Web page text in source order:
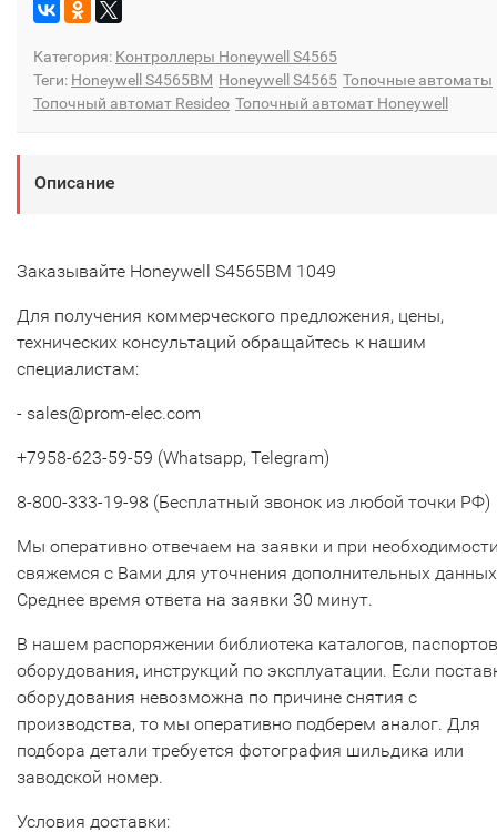
Категория: Контроллеры Honeywell S4565
Теги: Honeywell S4565BM Honeywell S4565 Топочные автоматы
Топочный автомат Resideo Топочный автомат Honeywell
Описание
Заказывайте Honeywell S4565BM 1049
Для получения коммерческого предложения, цены,
технических консультаций обращайтесь к нашим
специалистам:
- sales@prom-elec.com
+7958-623-59-59 (Whatsapp, Telegram)
8-800-333-19-98 (Бесплатный звонок из любой точки РФ)
Мы оперативно отвечаем на заявки и при
свяжемся с Вами для уточнения дополнительных
Среднее время ответа на заявки 30 минут.
В нашем распоряжении библиотека каталогов, паспортов
оборудования, инструкций по эксплуатации. Если
оборудования невозможна по причине снятия с
производства, то мы оперативно подберем аналог. Для
подбора детали требуется фотография шильдика или
заводской номер.
Условия доставки: